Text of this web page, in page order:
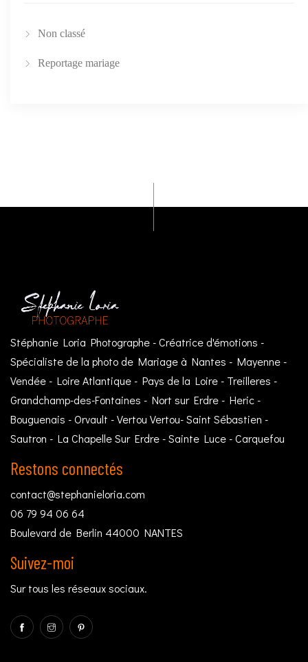
Non classé
Reportage mariage
Stéphanie Loria Photographe - Créatrice d'émotions -
Spécialiste de la photo de Mariage à Nantes - Mayenne -
Vendée - Loire Atlantique - Pays de la Loire - Treilleres -
Grandchamp-des-Fontaines - Nort sur Erdre - Heric -
Bouguenais - Orvault - Vertou Vertou- Saint Sébastien -
Sautron - La Chapelle Sur Erdre - Sainte Luce - Carquefou
Restons connectés
contact@stephanieloria.com
06 79 94 06 64
Boulevard de Berlin 44000 NANTES
Suivez-moi
Sur tous les réseaux sociaux.